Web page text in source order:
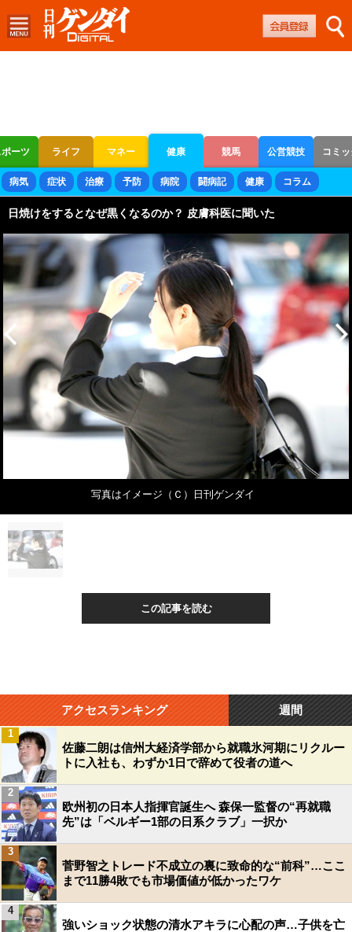
ーツ ライフ マネー 健康 競馬 公営競技 コミ
ボートレース 競輪 オートレース
病気 症状 治療 予防 病院 闘病記 健康 コラム
日焼けをするとなぜ黒くなるのか？ 皮膚科医に聞いた
写真はイメージ（Ｃ）日刊ゲンダイ
この記事を読む
アクセスランキング 週間
佐藤二朗は信州大経済学部から就職氷河期にリクルー
トに入社も、わずか1日で辞めて役者の道へ
1
欧州初の日本人指揮官誕生へ 森保一監督の“再就職
先”は「ベルギー1部の日系クラブ」一択か
2
菅野智之トレード不成立の裏に致命的な“前科”…ここ
まで11勝4敗でも市場価値が低かったワケ
3
強いショック状態の清水アキラに心配の声…子供を亡
4